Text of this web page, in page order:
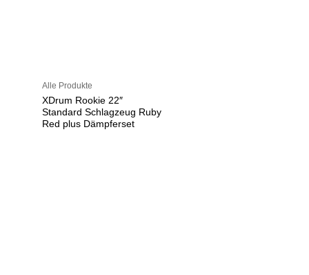
Alle Produkte
XDrum Rookie 22″
Standard Schlagzeug Ruby
Red plus Dämpferset